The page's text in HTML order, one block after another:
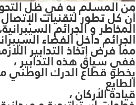
من المسلم به في ظل
أن كل تطور لتقنيات
المخاطر و الجرائم
الجرائم داخل الفضاء
مما فرض إتخاذ التدابير
ففي سياق هذه التدابير ،
يخطو قطاع الدرك الوطني
الطايع
قيادة الأركان ،